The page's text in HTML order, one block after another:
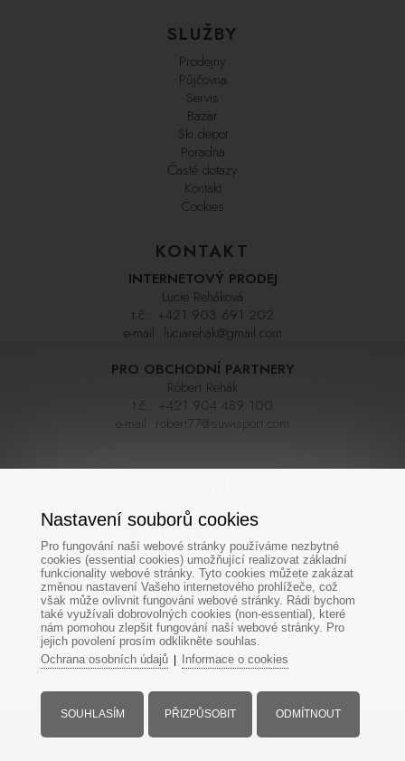
SLUŽBY
Prodejny
Půjčovna
Servis
Bazar
Ski depot
Poradna
Časté dotazy
Kontakt
Cookies
KONTAKT
INTERNETOVÝ PRODEJ
Lucie Reháková
t.č.: +421 903 691 202
e-mail: luciarehak@gmail.com
PRO OBCHODNÍ PARTNERY
Róbert Rehák
t.č.:
+421 904 489 100
e-mail: robert77@suwisport.com
+421 243 33 00 54
Pokud se nedovoláte napoprvé zkuste zavolat později, linka bývá během sezóny
často velmi vytížená. Děkujeme za pochopení
SOCIÁLNÍ SÍTĚ
Nastavení souborů cookies
Pro fungování naší webové stránky používáme nezbytné
cookies (essential cookies) umožňující realizovat základní
funkcionality webové stránky. Tyto cookies můžete zakázat
změnou nastavení Vašeho internetového prohlížeče, což
však může ovlivnit fungování webové stránky. Rádi bychom
také využívali dobrovolných cookies (non-essential), které
nám pomohou zlepšit fungování naší webové stránky. Pro
jejich povolení prosím odklikněte souhlas.
Ochrana osobních údajů| Informace o cookies
SOUHLASÍM PŘIZPŮSOBIT ODMÍTNOUT